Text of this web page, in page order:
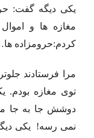
یکی دیگه گفت:
مغازه ها و
کردم:حرومزاده
مرا فرستادند
توی مغازه
دوشش جا به جا
نمی رسه! یکی